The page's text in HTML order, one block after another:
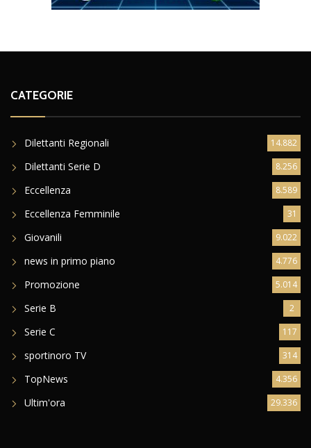
CATEGORIE
Dilettanti Regionali 14.882
Dilettanti Serie D 8.256
Eccellenza 8.589
Eccellenza Femminile 31
Giovanili 9.022
news in primo piano 4.776
Promozione 5.014
Serie B 2
Serie C 117
sportinoro TV 314
TopNews 4.356
Ultim'ora 29.336